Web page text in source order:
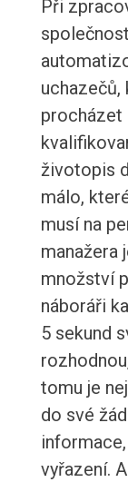
Při
procházet
životopis
málo,
musí na
manažera
množství
náboráři
5 sekund
tomu je
do své
vyřazení.